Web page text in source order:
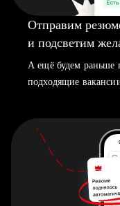
Отправим
и подсветим
А ещё будем раньше
подходящие